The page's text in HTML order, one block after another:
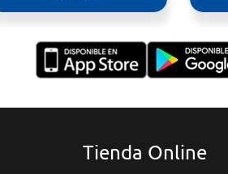
Tienda Online